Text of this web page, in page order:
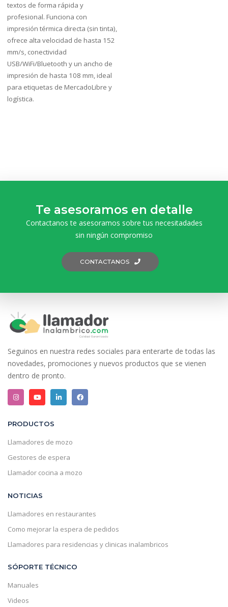
textos de forma rápida y
profesional. Funciona con
impresión térmica directa (sin tinta),
ofrece alta velocidad de hasta 152
mm/s, conectividad
USB/WiFi/Bluetooth y un ancho de
impresión de hasta 108 mm, ideal
para etiquetas de MercadoLibre y
logística.
Te asesoramos en detalle
Contactanos te asesoramos sobre tus necesitadades
sin ningún compromiso
CONTACTANOS
Seguinos en nuestra redes sociales para enterarte de todas las
novedades, promociones y nuevos productos que se vienen
dentro de pronto.
PRODUCTOS
Llamadores de mozo
Gestores de espera
Llamador cocina a mozo
NOTICIAS
Llamadores en restaurantes
Como mejorar la espera de pedidos
Llamadores para residencias y clinicas inalambricos
SÓPORTE TÉCNICO
Manuales
Videos